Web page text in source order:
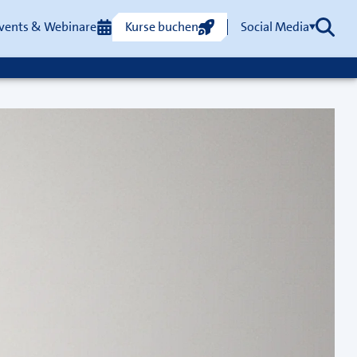
& Webinare Kurse buchen Social Media